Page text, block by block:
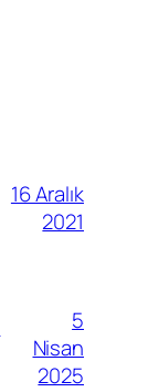
16 Aralık
2021
5
Nisan
2025